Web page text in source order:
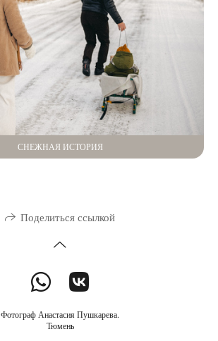
СНЕЖНАЯ ИСТОРИЯ
Поделиться ссылкой
Фотограф Анастасия Пушкарева.
Тюмень